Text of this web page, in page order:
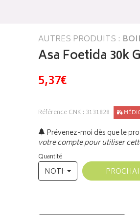
AUTRES PRODUITS :
Asa Foetida 30k
5,37€
Référence CNK : 3131828
Prévenez-moi dès que le
votre compte pour utiliser
Quantité
NOTHING SELECTED